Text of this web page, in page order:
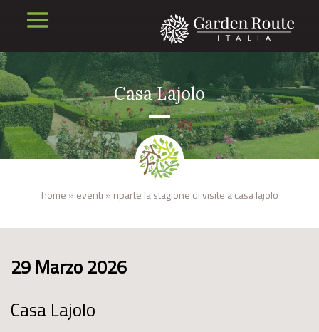
Casa Lajolo
home » eventi » riparte la stagione di visite a casa lajolo
29 Marzo 2026
Casa Lajolo